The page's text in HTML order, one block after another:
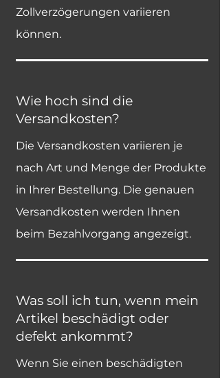
Zollverzögerungen variieren
können.
Wie hoch sind die
Versandkosten?
Die Versandkosten variieren je
nach Art und Menge der Produkte
in Ihrer Bestellung. Die genauen
Versandkosten werden Ihnen
beim Bezahlvorgang angezeigt.
Was soll ich tun, wenn mein
Artikel beschädigt oder
defekt ankommt?
Wenn Sie einen beschädigten